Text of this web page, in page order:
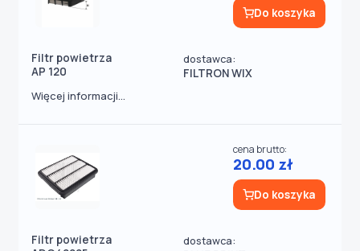
Filtr powietrza
AP 120
dostawca:
FILTRON WIX
Do koszyka
Więcej informacji...
Filtr powietrza
dostawca:
cena brutto:
20.00 zł
Do koszyka